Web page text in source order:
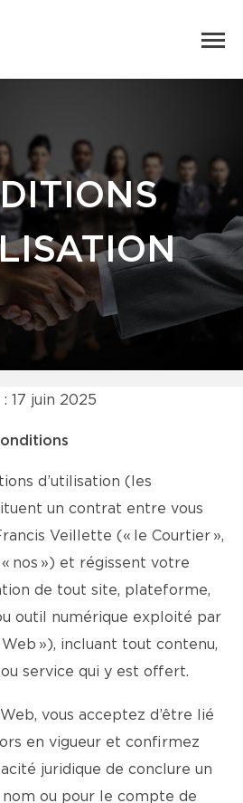
17 juin 2025
d’utilisation (les
un contrat entre vous
Veillette (« le Courtier »,
« nos ») et régissent votre
de tout site, plateforme,
outil numérique exploité par
»), incluant tout contenu,
service qui y est offert.
vous acceptez d’être lié
en vigueur et confirmez
juridique de conclure un
ou pour le compte de